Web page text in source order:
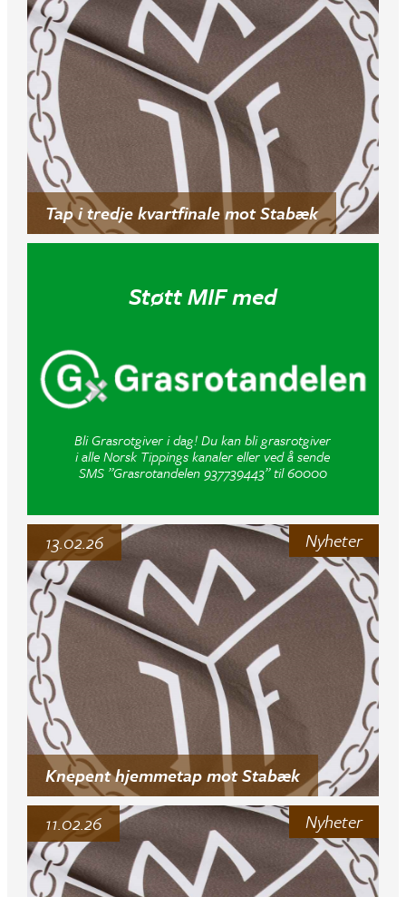
Tap i tredje kvartfinale mot Stabæk
Støtt MIF med
Bli Grasrotgiver i dag! Du kan bli grasrotgiver
i alle Norsk Tippings kanaler eller ved å sende
SMS ”Grasrotandelen 937739443” til 60000
Nyheter
Knepent hjemmetap mot Stabæk
13.02.26
Nyheter
11.02.26